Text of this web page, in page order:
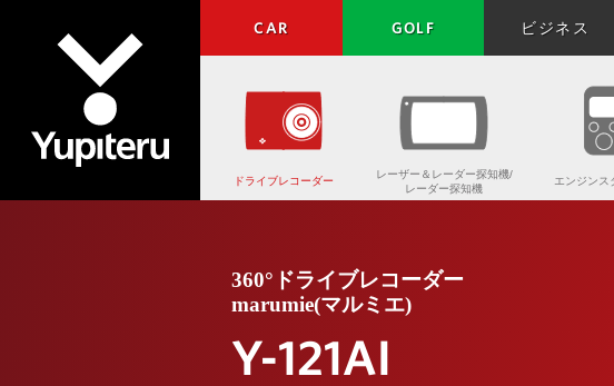
CAR GOLF ビジネス
ドライブレコーダー
レーザー＆レーダー探知機/
レーダー探知機
エンジンス
360°ドライブレコーダー
marumie(マルミエ)
Y-121AI